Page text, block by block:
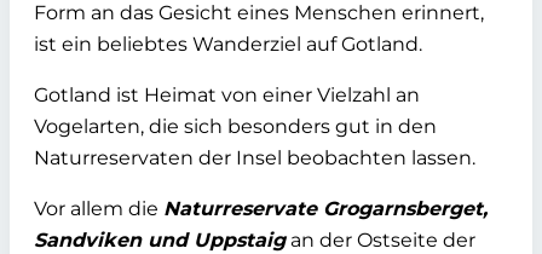
Form an das Gesicht eines Menschen erinnert,
ist ein beliebtes Wanderziel auf Gotland.
Gotland ist Heimat von einer Vielzahl an
Vogelarten, die sich besonders gut in den
Naturreservaten der Insel beobachten lassen.
Vor allem die Naturreservate Grogarnsberget,
Sandviken und Uppstaigan der Ostseite der